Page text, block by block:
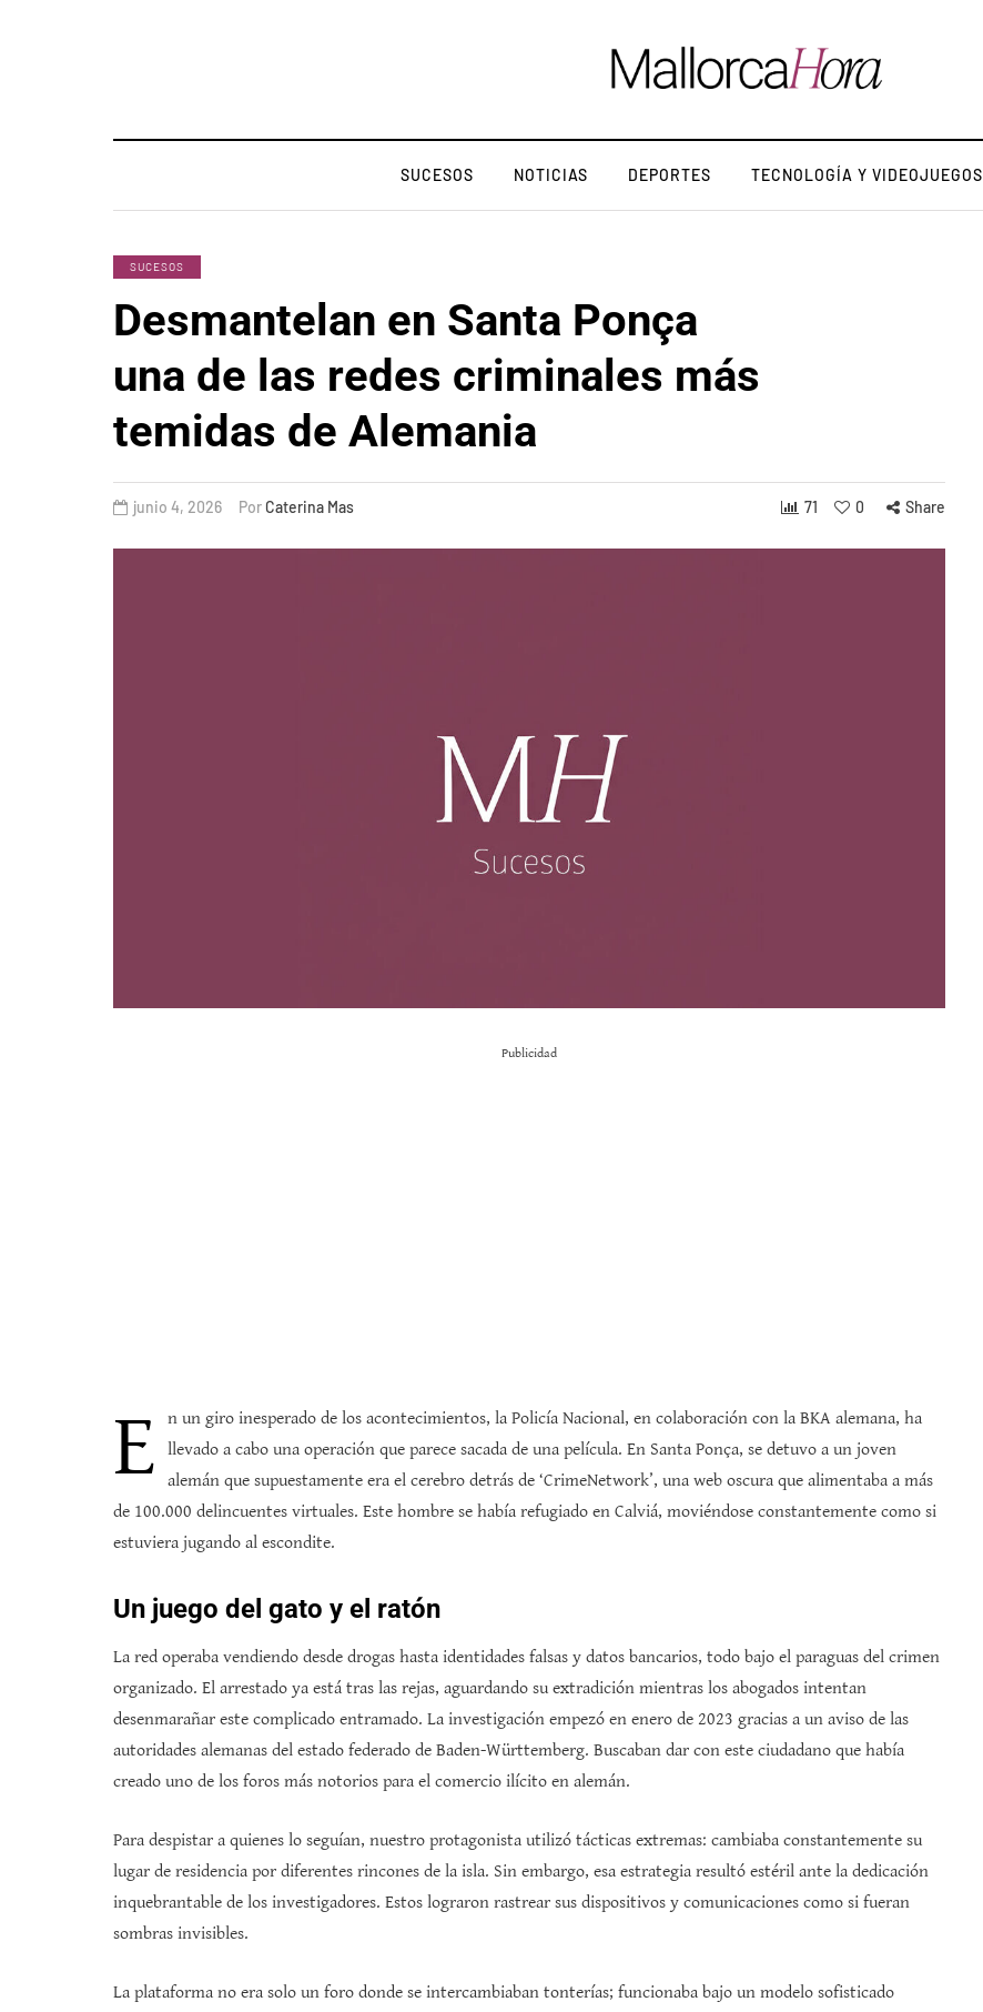
SUCESOS NOTICIAS DEPORTES TECNOLOGÍA Y VIDEOJUEGOS
SUCESOS
Desmantelan en Santa Ponça
una de las redes criminales más
temidas de Alemania
junio 4, 2026 PorCaterina Mas 71 0 Share
Publicidad
E
n un giro inesperado de los acontecimientos, la Policía Nacional, en colaboración con la BKA alemana, ha
llevado a cabo una operación que parece sacada de una película. En Santa Ponça, se detuvo a un joven
alemán que supuestamente era el cerebro detrás de ‘CrimeNetwork’, una web oscura que alimentaba a más
de 100.000 delincuentes virtuales. Este hombre se había refugiado en Calviá, moviéndose constantemente como si
estuviera jugando al escondite.
Un juego del gato y el ratón
La red operaba vendiendo desde drogas hasta identidades falsas y datos bancarios, todo bajo el paraguas del crimen
organizado. El arrestado ya está tras las rejas, aguardando su extradición mientras los abogados intentan
desenmarañar este complicado entramado. La investigación empezó en enero de 2023 gracias a un aviso de las
autoridades alemanas del estado federado de Baden-Württemberg. Buscaban dar con este ciudadano que había
creado uno de los foros más notorios para el comercio ilícito en alemán.
Para despistar a quienes lo seguían, nuestro protagonista utilizó tácticas extremas: cambiaba constantemente su
lugar de residencia por diferentes rincones de la isla. Sin embargo, esa estrategia resultó estéril ante la dedicación
inquebrantable de los investigadores. Estos lograron rastrear sus dispositivos y comunicaciones como si fueran
sombras invisibles.
La plataforma no era solo un foro donde se intercambiaban tonterías; funcionaba bajo un modelo sofisticado